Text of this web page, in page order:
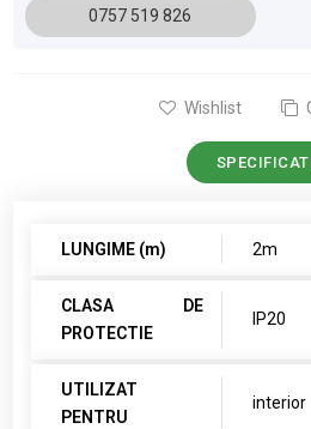
0757 519 826
Wishlist
LUNGIME (m) 2m
CLASA DE
PROTECTIE
IP20
UTILIZAT
PENTRU
interior